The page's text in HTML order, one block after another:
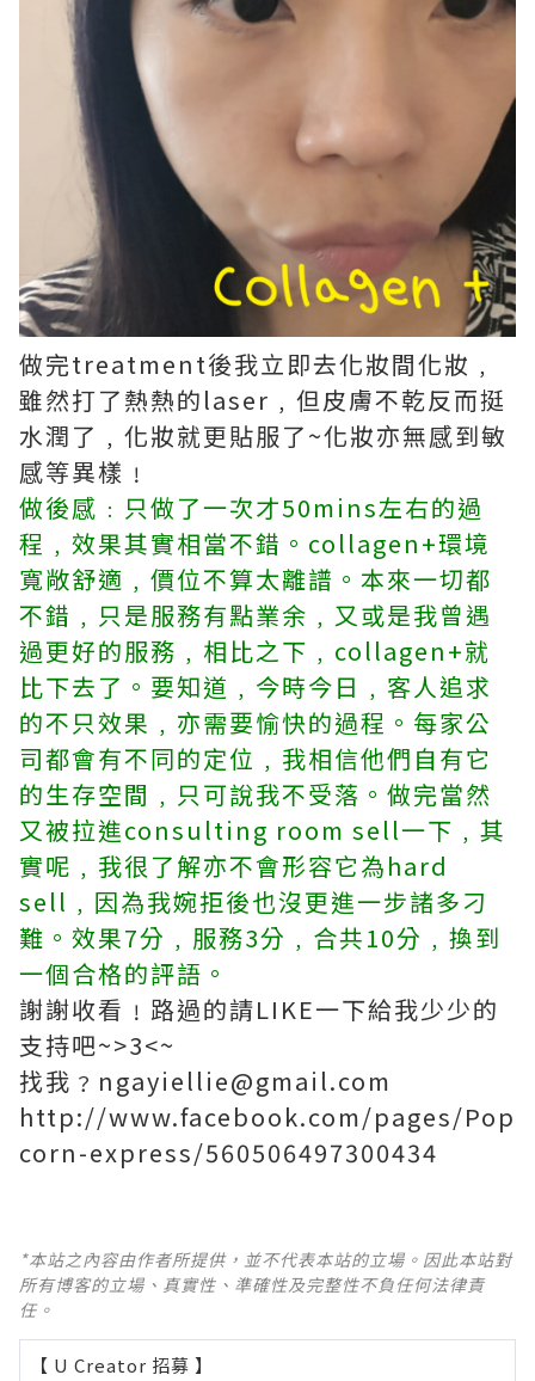
做完treatment後我立即去化妝間化妝﹐
雖然打了熱熱的laser﹐但皮膚不乾反而挺
水潤了﹐化妝就更貼服了~化妝亦無感到敏
感等異樣﹗
做後感﹕只做了一次才50mins左右的過
程﹐效果其實相當不錯。collagen+環境
寬敞舒適﹐價位不算太離譜。本來一切都
不錯﹐只是服務有點業余﹐又或是我曾遇
過更好的服務﹐相比之下﹐collagen+就
比下去了。要知道﹐今時今日﹐客人追求
的不只效果﹐亦需要愉快的過程。每家公
司都會有不同的定位﹐我相信他們自有它
的生存空間﹐只可說我不受落。做完當然
又被拉進consulting room sell一下﹐其
實呢﹐我很了解亦不會形容它為hard
sell﹐因為我婉拒後也沒更進一步諸多刁
難。效果7分﹐服務3分﹐合共10分﹐換到
一個合格的評語。
謝謝收看﹗路過的請LIKE一下給我少少的
支持吧~>3<~
找我﹖ngayiellie@gmail.com
http://www.facebook.com/pages/Pop
corn-express/560506497300434
*本站之內容由作者所提供，並不代表本站的立場。因此本站對
所有博客的立場、真實性、準確性及完整性不負任何法律責
任。
【 U Creator 招募 】